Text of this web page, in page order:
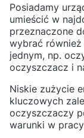
Posiadamy
umieścić w
przeznaczone
wybrać
jednym, np.
oczyszczacz i
Niskie zużycie
kluczowych
oczyszczaczy
warunki w